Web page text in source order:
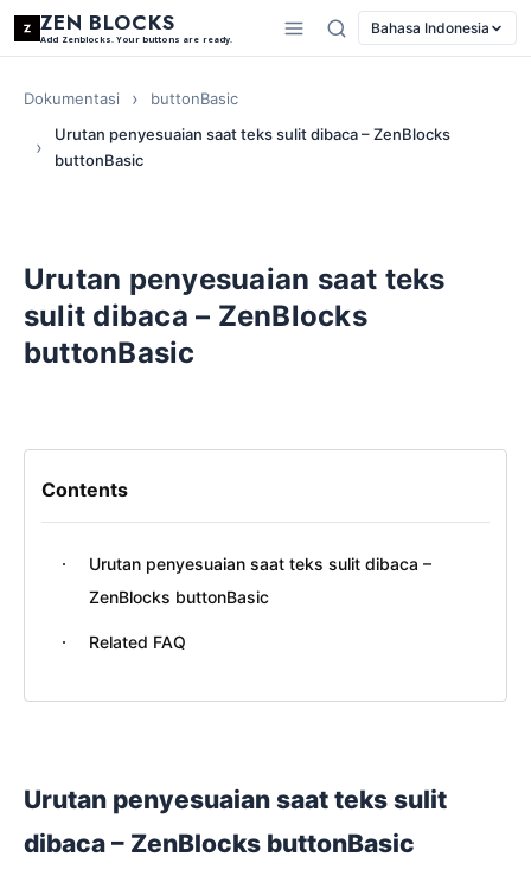
ZEN BLOCKS
Add Zenblocks. Your buttons are ready.
Bahasa Indonesia
Dokumentasi
buttonBasic
Urutan penyesuaian saat teks sulit dibaca – ZenBlocks
buttonBasic
Urutan penyesuaian saat teks
sulit dibaca – ZenBlocks
buttonBasic
Contents
Urutan penyesuaian saat teks sulit dibaca –
ZenBlocks buttonBasic
Related FAQ
Urutan penyesuaian saat teks sulit
dibaca – ZenBlocks buttonBasic